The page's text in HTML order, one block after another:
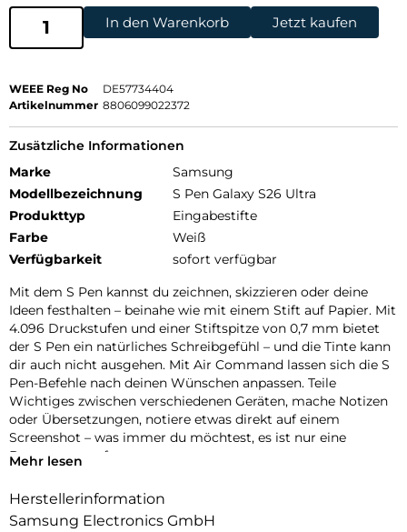
In den Warenkorb Jetzt kaufen
WEEE Reg No
DE57734404
Artikelnummer 8806099022372
Zusätzliche Informationen
Marke
Samsung
Modellbezeichnung
S Pen Galaxy S26 Ultra
Produkttyp
Eingabestifte
Farbe
Weiß
Verfügbarkeit
sofort verfügbar
Mit dem S Pen kannst du zeichnen, skizzieren oder deine
Ideen festhalten – beinahe wie mit einem Stift auf Papier. Mit
4.096 Druckstufen und einer Stiftspitze von 0,7 mm bietet
der S Pen ein natürliches Schreibgefühl – und die Tinte kann
dir auch nicht ausgehen. Mit Air Command lassen sich die S
Pen-Befehle nach deinen Wünschen anpassen. Teile
Wichtiges zwischen verschiedenen Geräten, mache Notizen
oder Übersetzungen, notiere etwas direkt auf einem
Screenshot – was immer du möchtest, es ist nur eine
Bewegung entfernt.
Mehr lesen
Herstellerinformation
Samsung Electronics GmbH